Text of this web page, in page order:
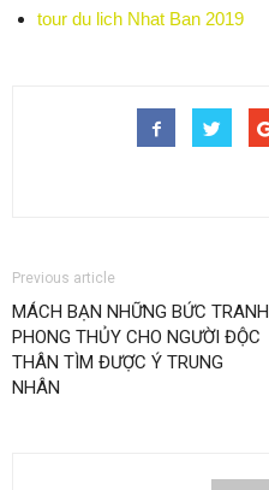
tour du lich Nhat Ban 2019
Previous article
MÁCH BẠN NHỮNG BỨC TRANH
PHONG THỦY CHO NGƯỜI ĐỘC
THÂN TÌM ĐƯỢC Ý TRUNG
NHÂN